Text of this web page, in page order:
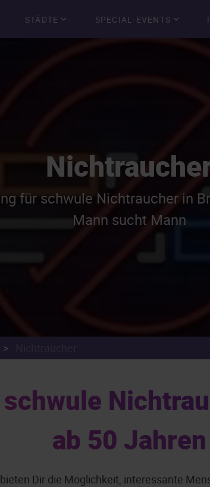
STÄDTE SPECIAL-EVENTS
für schwule Nichtraucher in
Mann sucht Mann
>
ab 50 Jahren
Dir die Möglichkeit, interessante